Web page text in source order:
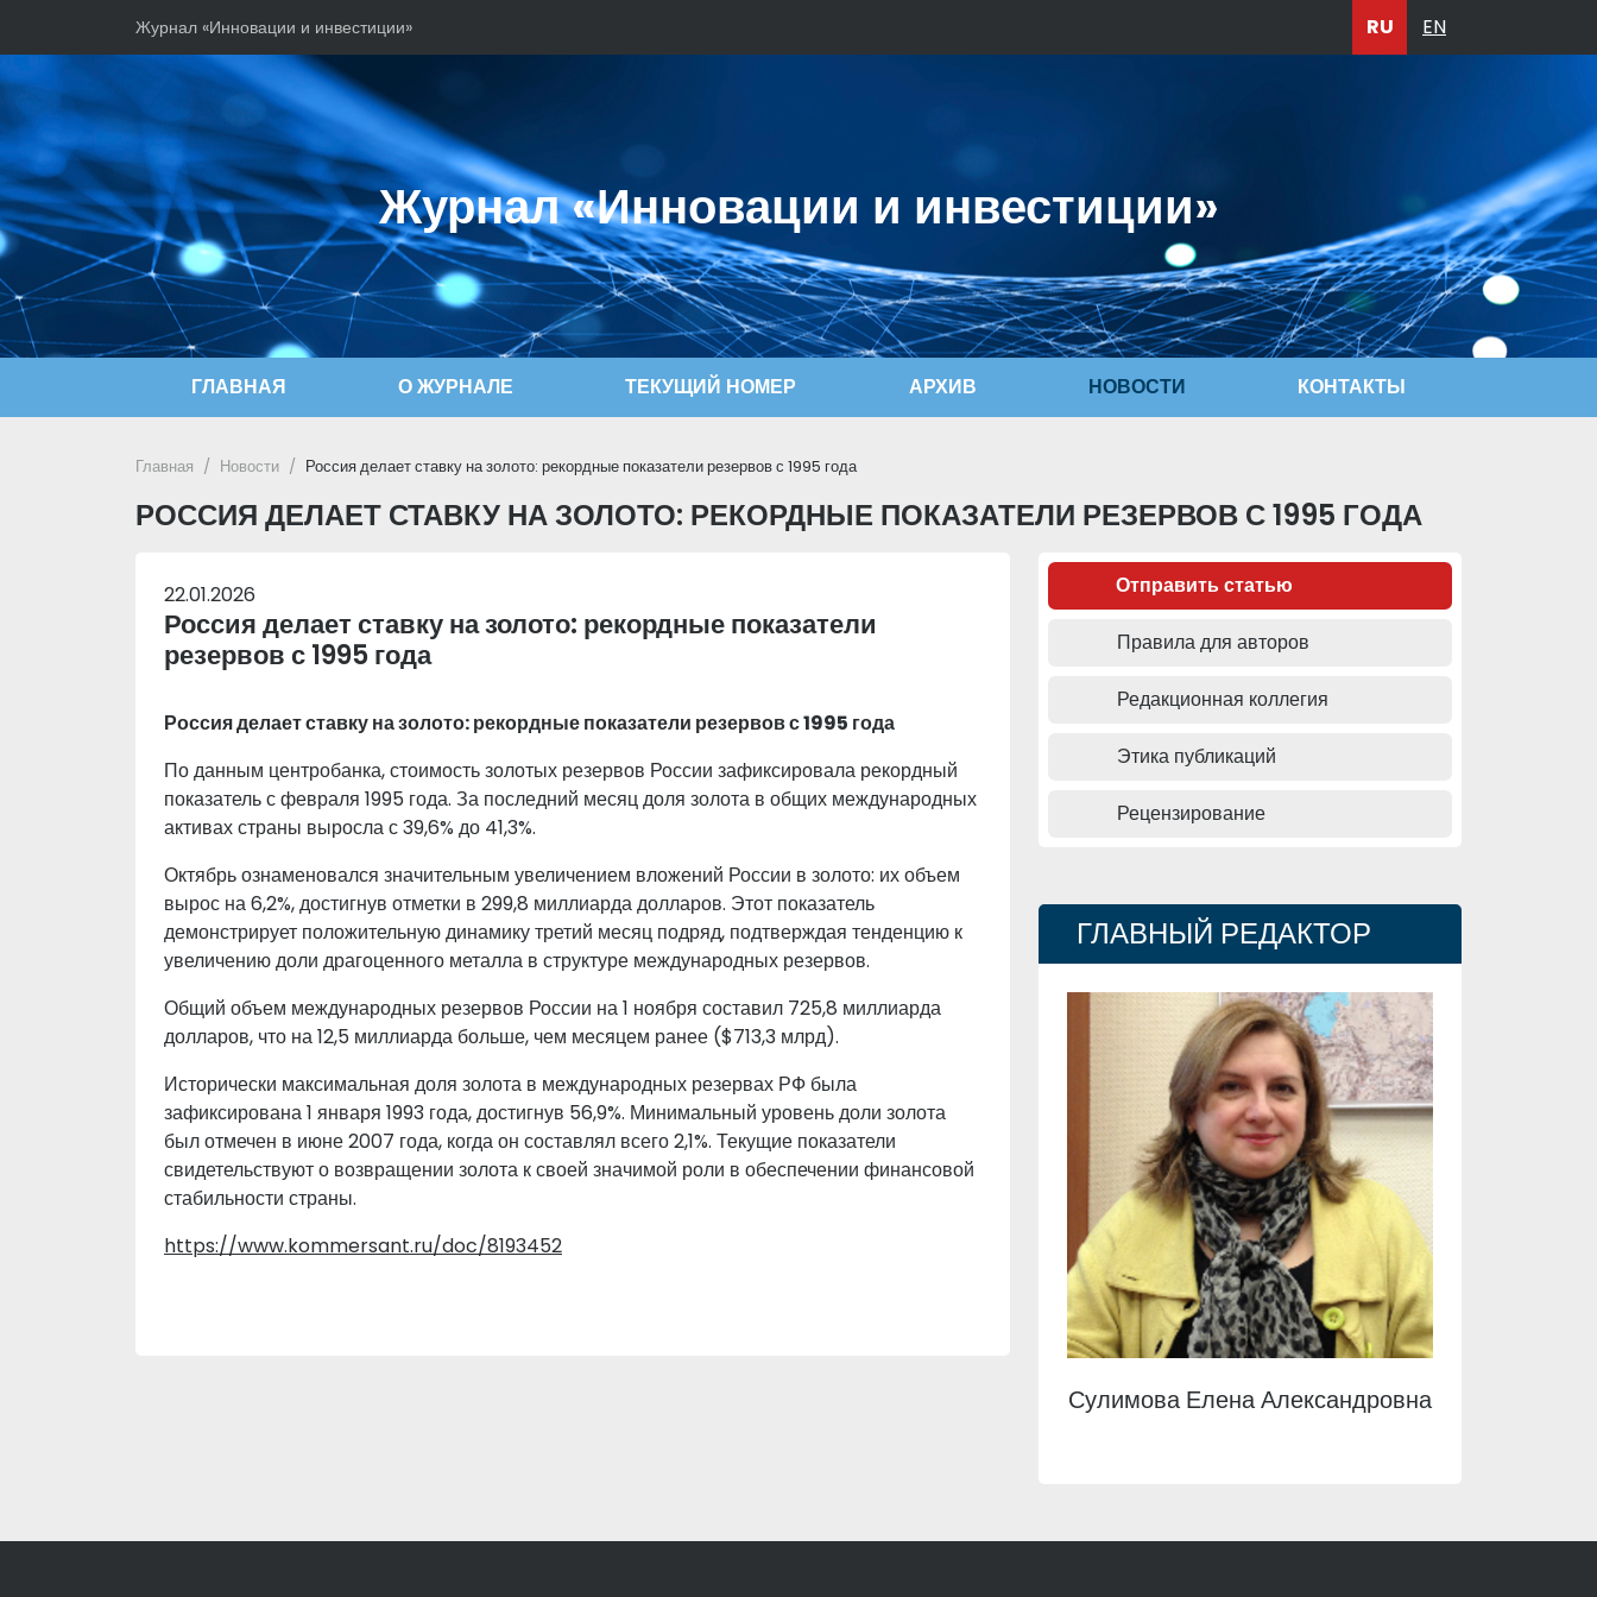
Журнал «Инновации и инвестиции» RU EN
Журнал «Инновации и инвестиции»
ГЛАВНАЯ О ЖУРНАЛЕ ТЕКУЩИЙ НОМЕР АРХИВ НОВОСТИ КОНТАКТЫ
Главная Новости Россия делает ставку на золото: рекордные показатели резервов с 1995 года
РОССИЯ ДЕЛАЕТ СТАВКУ НА ЗОЛОТО: РЕКОРДНЫЕ ПОКАЗАТЕЛИ РЕЗЕРВОВ С 1995 ГОДА
22.01.2026
Россия делает ставку на золото: рекордные показатели
резервов с 1995 года
Россия делает ставку на золото: рекордные показатели резервов с 1995 года
По данным центробанка, стоимость золотых резервов России зафиксировала рекордный
показатель с февраля 1995 года. За последний месяц доля золота в общих международных
активах страны выросла с 39,6% до 41,3%.
Октябрь ознаменовался значительным увеличением вложений России в золото: их объем
вырос на 6,2%, достигнув отметки в 299,8 миллиарда долларов. Этот показатель
демонстрирует положительную динамику третий месяц подряд, подтверждая тенденцию к
увеличению доли драгоценного металла в структуре международных резервов.
Общий объем международных резервов России на 1 ноября составил 725,8 миллиарда
долларов, что на 12,5 миллиарда больше, чем месяцем ранее ($713,3 млрд).
Исторически максимальная доля золота в международных резервах РФ была
зафиксирована 1 января 1993 года, достигнув 56,9%. Минимальный уровень доли золота
был отмечен в июне 2007 года, когда он составлял всего 2,1%. Текущие показатели
свидетельствуют о возвращении золота к своей значимой роли в обеспечении финансовой
стабильности страны.
https://www.kommersant.ru/doc/8193452
Отправить статью
Правила для авторов
Редакционная коллегия
Этика публикаций
Рецензирование
ГЛАВНЫЙ РЕДАКТОР
Сулимова Елена Александровна